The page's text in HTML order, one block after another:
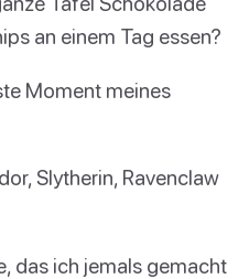
an einem Tag essen?
Moment meines
Slytherin, Ravenclaw
das ich jemals gemacht